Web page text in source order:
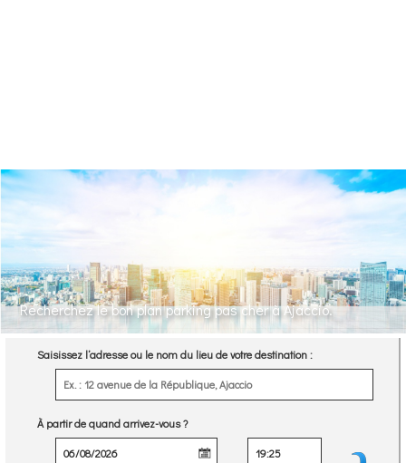
Recherchez le bon plan parking pas cher à Ajaccio.
Saisissez l’adresse ou le nom du lieu de votre destination :
À partir de quand arrivez-vous ?